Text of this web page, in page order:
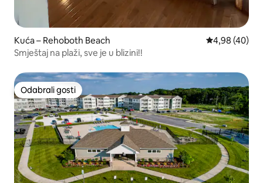
Kuća – Rehoboth Beach Prosječna
4,98 (40)
Smještaj na plaži, sve je u blizini!!
Odabrali gosti
Odabrali gosti